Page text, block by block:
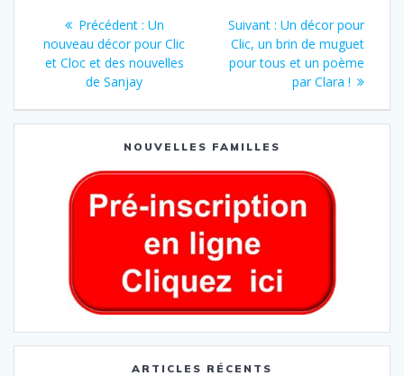
Précédent : Un
nouveau décor pour Clic
et Cloc et des nouvelles
de Sanjay
Suivant : Un décor pour
Clic, un brin de muguet
pour tous et un poème
par Clara !
NOUVELLES FAMILLES
ARTICLES RÉCENTS